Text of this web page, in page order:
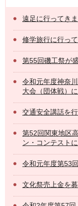
遠足に行ってきま
修学旅行に行って
第55回磯工祭が
令和元年度神奈
大会（団体戦）
交通安全講話を行
第52回関東地区
ン・コンテスト
令和元年度第53
文化祭売上金を募